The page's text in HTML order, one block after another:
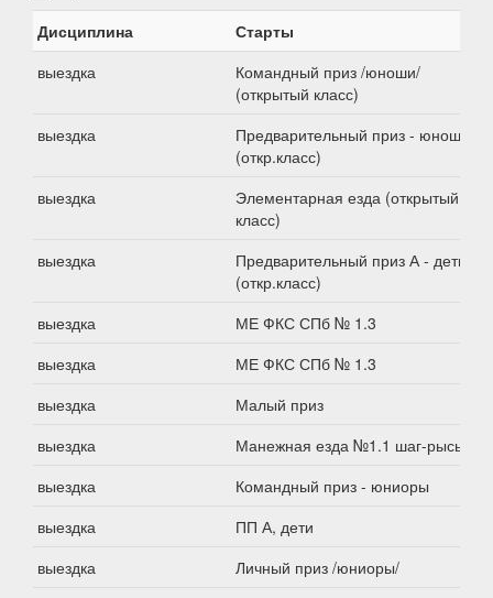
Дисциплина
Старты
выездка
Командный приз /юноши/
(открытый класс)
выездка
Предварительный приз - юноши
(откр.класс)
выездка
Элементарная езда (открытый
класс)
выездка
Предварительный приз А - дети
(откр.класс)
выездка
МЕ ФКС СПб № 1.3
выездка
МЕ ФКС СПб № 1.3
выездка
Малый приз
выездка
Манежная езда №1.1 шаг-рысь
выездка
Командный приз - юниоры
выездка
ПП А, дети
выездка
Личный приз /юниоры/